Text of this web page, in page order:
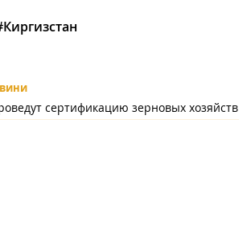
сертификацию зерновых хозяйств